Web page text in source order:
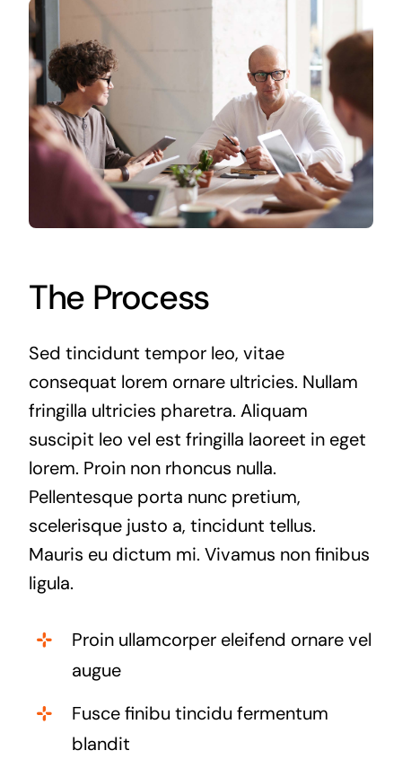
The Process
Sed tincidunt tempor leo, vitae
consequat lorem ornare ultricies. Nullam
fringilla ultricies pharetra. Aliquam
suscipit leo vel est fringilla laoreet in eget
lorem. Proin non rhoncus nulla.
Pellentesque porta nunc pretium,
scelerisque justo a, tincidunt tellus.
Mauris eu dictum mi. Vivamus non finibus
ligula.
Proin ullamcorper eleifend ornare vel
augue
Fusce finibu tincidu fermentum
blandit